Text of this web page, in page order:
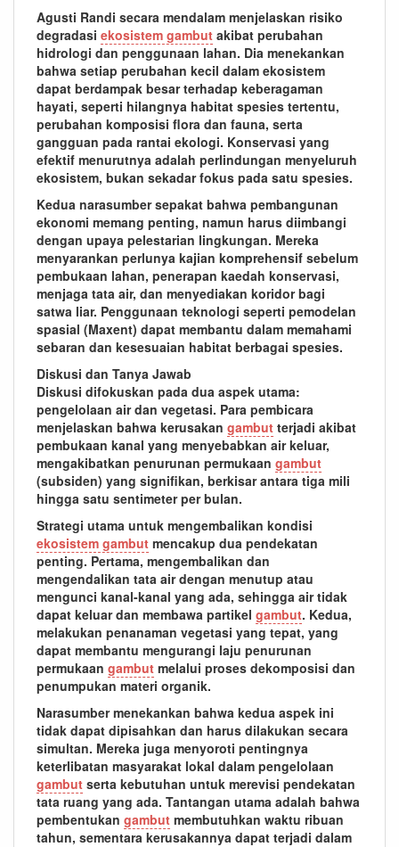
Agusti Randi secara mendalam menjelaskan risiko
degradasi ekosistem gambut akibat perubahan
hidrologi dan penggunaan lahan. Dia menekankan
bahwa setiap perubahan kecil dalam ekosistem
dapat berdampak besar terhadap keberagaman
hayati, seperti hilangnya habitat spesies tertentu,
perubahan komposisi flora dan fauna, serta
gangguan pada rantai ekologi. Konservasi yang
efektif menurutnya adalah perlindungan menyeluruh
ekosistem, bukan sekadar fokus pada satu spesies.
Kedua narasumber sepakat bahwa pembangunan
ekonomi memang penting, namun harus diimbangi
dengan upaya pelestarian lingkungan. Mereka
menyarankan perlunya kajian komprehensif sebelum
pembukaan lahan, penerapan kaedah konservasi,
menjaga tata air, dan menyediakan koridor bagi
satwa liar. Penggunaan teknologi seperti pemodelan
spasial (Maxent) dapat membantu dalam memahami
sebaran dan kesesuaian habitat berbagai spesies.
Diskusi dan Tanya Jawab
Diskusi difokuskan pada dua aspek utama:
pengelolaan air dan vegetasi. Para pembicara
menjelaskan bahwa kerusakan gambut terjadi akibat
pembukaan kanal yang menyebabkan air keluar,
mengakibatkan penurunan permukaan gambut
(subsiden) yang signifikan, berkisar antara tiga mili
hingga satu sentimeter per bulan.
Strategi utama untuk mengembalikan kondisi
ekosistem gambut mencakup dua pendekatan
penting. Pertama, mengembalikan dan
mengendalikan tata air dengan menutup atau
mengunci kanal-kanal yang ada, sehingga air tidak
dapat keluar dan membawa partikel gambut. Kedua,
melakukan penanaman vegetasi yang tepat, yang
dapat membantu mengurangi laju penurunan
permukaan gambut melalui proses dekomposisi dan
penumpukan materi organik.
Narasumber menekankan bahwa kedua aspek ini
tidak dapat dipisahkan dan harus dilakukan secara
simultan. Mereka juga menyoroti pentingnya
keterlibatan masyarakat lokal dalam pengelolaan
gambut serta kebutuhan untuk merevisi pendekatan
tata ruang yang ada. Tantangan utama adalah bahwa
pembentukan gambut membutuhkan waktu ribuan
tahun, sementara kerusakannya dapat terjadi dalam